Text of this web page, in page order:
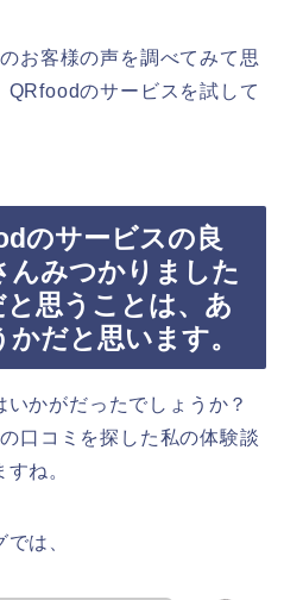
お客様の声を調べてみて思
QRfoodのサービスを試して
のサービスの良
んみつかりました
思うことは、あ
だと思います。
かがだったでしょうか？
口コミを探した私の体験談
ね。
は、